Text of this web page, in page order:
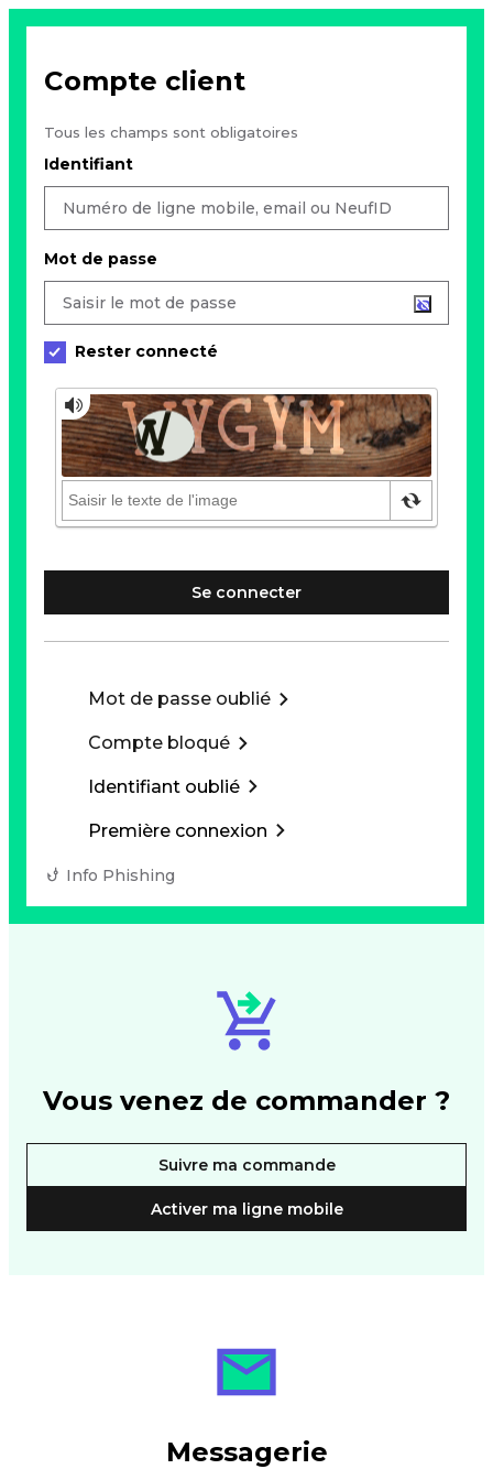
Compte client
Tous les champs sont obligatoires
Identifiant
Mot de passe
Rester connecté
Se connecter
Mot de passe oublié
Compte bloqué
Identifiant oublié
Première connexion
Info Phishing
Vous venez de commander ?
Suivre ma commande
Activer ma ligne mobile
Messagerie